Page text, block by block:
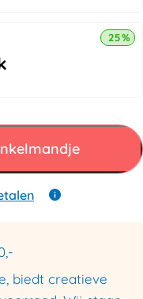
25%
biedt creatieve